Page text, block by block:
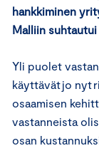
hankkiminen
Malliin
Yli puolet
käyttävät jo nyt
osaamisen
vastanneista
osan